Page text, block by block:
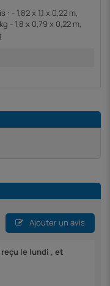
: - 1,82 x 1,1 x 0,22 m,
- 1,8 x 0,79 x 0,22 m,
Ajouter un avis
le lundi , et